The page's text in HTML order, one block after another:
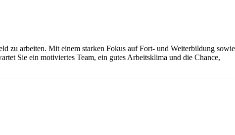
zu arbeiten. Mit einem starken Fokus auf Fort- und Weiterbildung sowie
Sie ein motiviertes Team, ein gutes Arbeitsklima und die Chance,